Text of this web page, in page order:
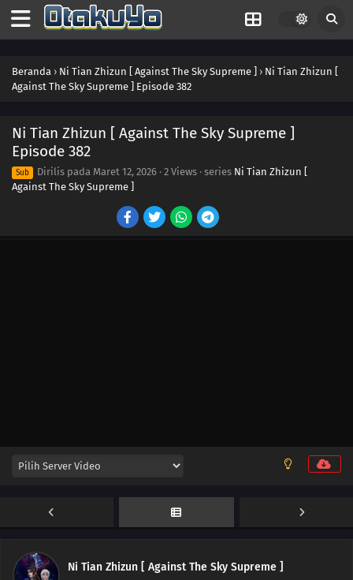
Beranda › Ni Tian Zhizun [ Against The Sky Supreme ] › Ni Tian Zhizun [
Against The Sky Supreme ] Episode 382
Ni Tian Zhizun [ Against The Sky Supreme ]
Episode 382
Sub Dirilis pada Maret 12, 2026 · 2 Views · series Ni Tian Zhizun [
Against The Sky Supreme ]
Ni Tian Zhizun [ Against The Sky Supreme ]
400 Episode 400
398 Episode 398
396 Episode 396
395
385 Episode 385